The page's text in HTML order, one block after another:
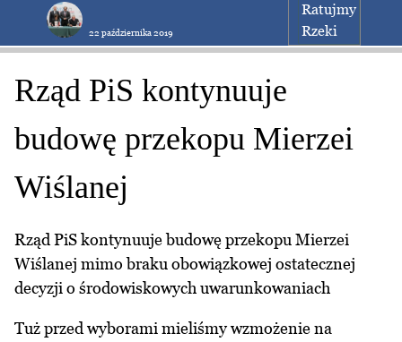
22 października 2019
Ratujmy
Rzeki
Rząd PiS kontynuuje
budowę przekopu Mierzei
Wiślanej
Rząd PiS kontynuuje budowę przekopu Mierzei
Wiślanej mimo braku obowiązkowej ostatecznej
decyzji o środowiskowych uwarunkowaniach
Tuż przed wyborami mieliśmy wzmożenie na